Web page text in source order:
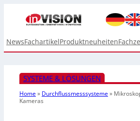
NewsFachartikelProduktneuheiten
SYSTEME & LÖSUNGEN
Home» Durchflussmesssysteme»
Kameras